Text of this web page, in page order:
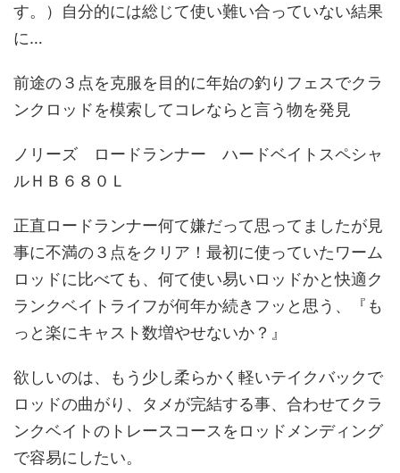
す。）自分的には総じて使い難い合っていない結果
に…
前途の３点を克服を目的に年始の釣りフェスでクラ
ンクロッドを模索してコレならと言う物を発見
ノリーズ ロードランナー ハードベイトスペシャ
ルＨＢ６８０Ｌ
正直ロードランナー何て嫌だって思ってましたが見
事に不満の３点をクリア！最初に使っていたワーム
ロッドに比べても、何て使い易いロッドかと快適ク
ランクベイトライフが何年か続きフッと思う、『も
っと楽にキャスト数増やせないか？』
欲しいのは、もう少し柔らかく軽いテイクバックで
ロッドの曲がり、タメが完結する事、合わせてクラ
ンクベイトのトレースコースをロッドメンディング
で容易にしたい。